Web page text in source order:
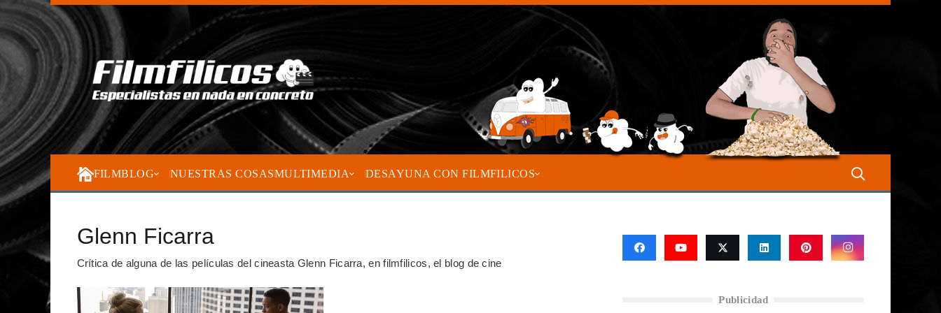
FILMBLOG NUESTRAS COSASMULTIMEDIA DESAYUNA CON FILMFILICOS
Glenn Ficarra
Crítica de alguna de las películas del cineasta Glenn Ficarra, en filmfilicos, el blog de cine
Publicidad